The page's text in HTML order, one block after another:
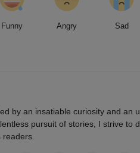
Funny Angry Sad
by an insatiable curiosity and an
pursuit of stories, I strive to